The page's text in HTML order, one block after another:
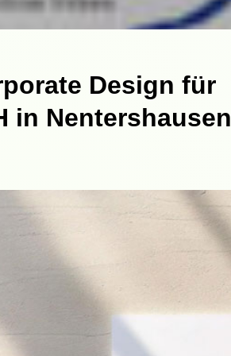
Design für
in Nentershausen